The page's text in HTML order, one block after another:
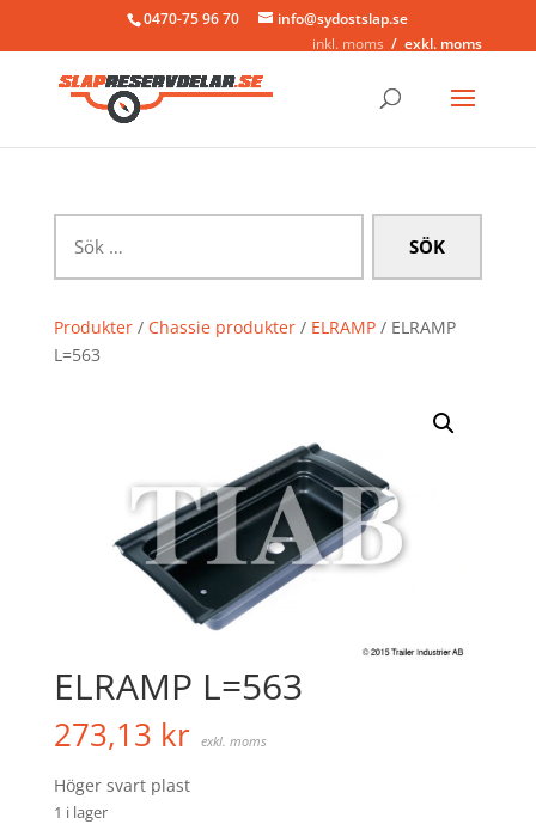
0470-75 96 70
info@sydostslap.se
inkl. moms
exkl. moms
efter:
Produkter/ Chassie produkter/ ELRAMP/ ELRAMP
L=563
ELRAMP L=563
273,13 kr exkl. moms
Höger svart plast
1 i lager